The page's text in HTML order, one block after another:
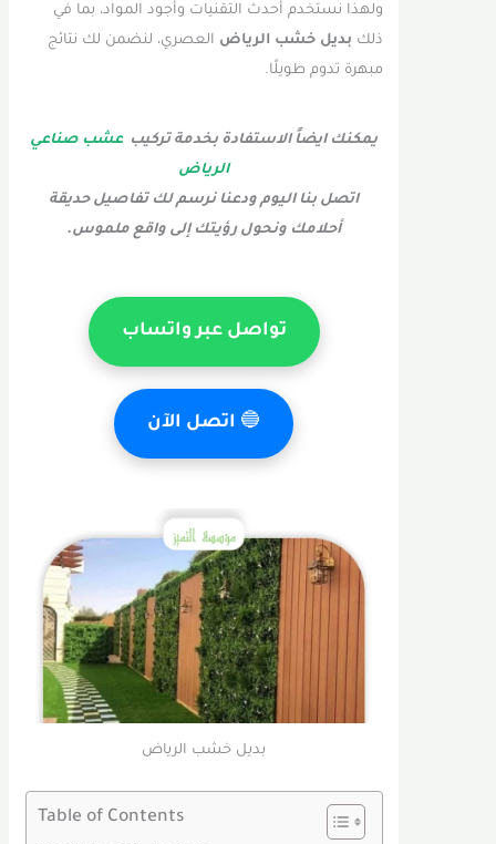
ولهذا نستخدم أحدث التقنيات وأجود المواد، بما في
بديل خشب الرياضالعصري، لنضمن لك نتائج
مبهرة تدوم طويلًا.
يمكنك ايضاً الاستفادة بخدمة تركيبعشب صناعي
الرياض
اتصل بنا اليوم ودعنا نرسم لك تفاصيل حديقة
أحلامك ونحول رؤيتك إلى واقع ملموس.
تواصل عبر واتساب
🔵 اتصل الآن
بديل خشب الرياض
Table of Contents